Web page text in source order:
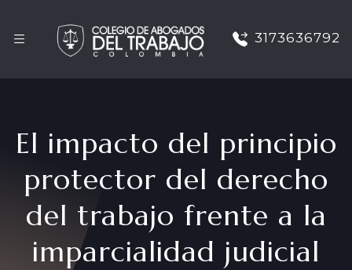
3173636792
El impacto del principio
protector del derecho
del trabajo frente a la
imparcialidad judicial